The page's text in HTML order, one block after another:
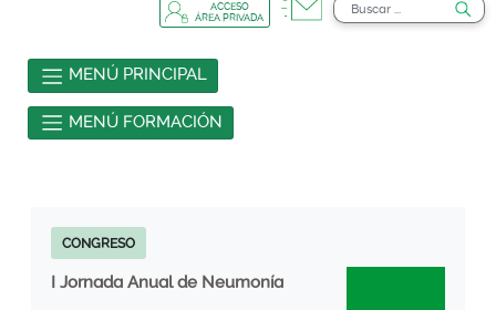
ACCESO
ÁREA PRIVADA
MENÚ PRINCIPAL
MENÚ FORMACIÓN
CONGRESO
I Jornada Anual de Neumonía